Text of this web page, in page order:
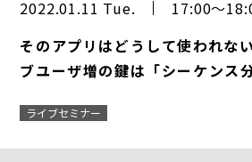
2022.01.11 Tue.
17:00～
そのアプリはどうして使われな
ブユーザ増の鍵は「シーケンス分
ライブセミナー